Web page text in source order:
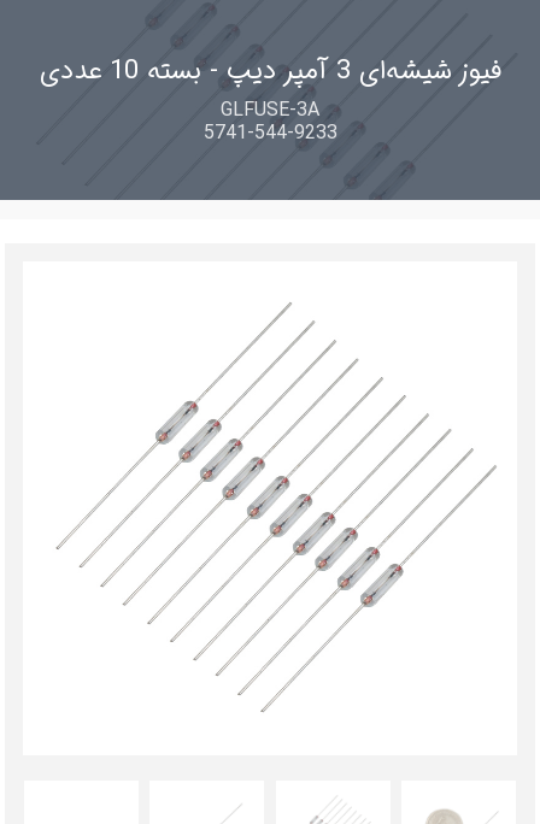
فیوز شیشه‌ای 3 آمپر دیپ - بسته 10 عددی
GLFUSE-3A
5741-544-9233